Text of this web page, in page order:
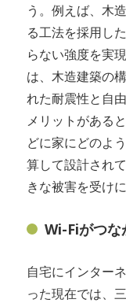
う。例えば、木
る工法を採用し
らない強度を実
は、木造建築の
れた耐震性と自
メリットがある
どに家にどのよ
算して設計され
きな被害を受け
Wi-Fiがつな
自宅にインター
った現在では、